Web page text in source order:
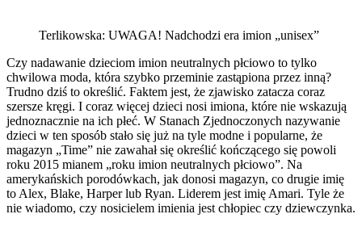
Terlikowska: UWAGA! Nadchodzi era imion „unisex”
Czy nadawanie dzieciom imion neutralnych płciowo to tylko
chwilowa moda, która szybko przeminie zastąpiona przez inną?
Trudno dziś to określić. Faktem jest, że zjawisko zatacza coraz
szersze kręgi. I coraz więcej dzieci nosi imiona, które nie wskazują
jednoznacznie na ich płeć. W Stanach Zjednoczonych nazywanie
dzieci w ten sposób stało się już na tyle modne i popularne, że
magazyn „Time” nie zawahał się określić kończącego się powoli
roku 2015 mianem „roku imion neutralnych płciowo”. Na
amerykańskich porodówkach, jak donosi magazyn, co drugie imię
to Alex, Blake, Harper lub Ryan. Liderem jest imię Amari. Tyle że
nie wiadomo, czy nosicielem imienia jest chłopiec czy dziewczynka.